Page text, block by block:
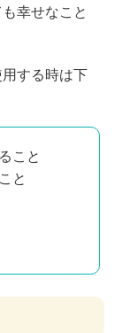
幸せなこと
する時は下
こと
と